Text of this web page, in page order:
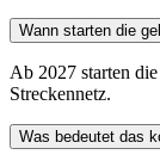
Wann starten die
Ab 2027 starten
Streckennetz.
Was bedeutet das